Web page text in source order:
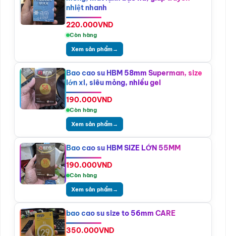
nhiệt nhanh
220.000VND
Còn hàng
Xem sản phẩm→
Bao cao su HBM 58mm Superman, size
lớn xl, siêu mỏng, nhiều gel
190.000VND
Còn hàng
Xem sản phẩm→
Bao cao su HBM SIZE LỚN 55MM
190.000VND
Còn hàng
Xem sản phẩm→
bao cao su size to 56mm CARE
350.000VND